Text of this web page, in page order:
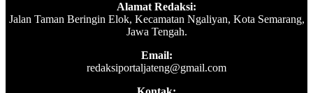
Alamat Redaksi:
Jalan Taman Beringin Elok, Kecamatan Ngaliyan, Kota Semarang,
Jawa Tengah.
Email:
redaksiportaljateng@gmail.com